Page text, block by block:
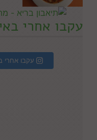
עקבו אחרי
עקבו אחרי